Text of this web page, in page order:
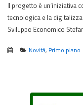
Il progetto è un’iniziativa
tecnologica e la
Sviluppo Economico
Novità, Primo piano